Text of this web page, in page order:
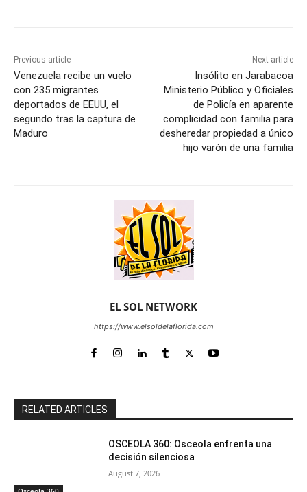
Previous article
Venezuela recibe un vuelo
con 235 migrantes
deportados de EEUU, el
segundo tras la captura de
Maduro
Next article
Insólito en Jarabacoa
Ministerio Público y Oficiales
de Policía en aparente
complicidad con familia para
desheredar propiedad a único
hijo varón de una familia
EL SOL NETWORK
https://www.elsoldelaflorida.com
RELATED ARTICLES
OSCEOLA 360: Osceola enfrenta una
decisión silenciosa
August 7, 2026